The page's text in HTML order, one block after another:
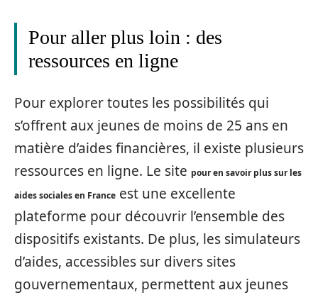
Pour aller plus loin : des
ressources en ligne
Pour explorer toutes les possibilités qui
s’offrent aux jeunes de moins de 25 ans en
matière d’aides financières, il existe plusieurs
ressources en ligne. Le site pour en savoir plus sur les
aides sociales en France est une excellente
plateforme pour découvrir l’ensemble des
dispositifs existants. De plus, les simulateurs
d’aides, accessibles sur divers sites
gouvernementaux, permettent aux jeunes